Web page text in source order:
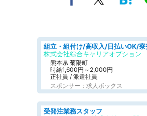
株式会社綜合キャリアオプション
熊本県 菊陽町
時給1,600円～2,000円
正社員 / 派遣社員
スポンサー：求人ボックス
受発注業務スタッフ